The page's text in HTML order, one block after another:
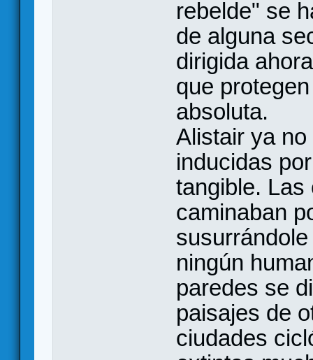
rebelde" se
de alguna
dirigida
que
absoluta.
Alistair ya
inducidas
tangible.
caminaban
ningún
paredes se
paisajes de
ciudades